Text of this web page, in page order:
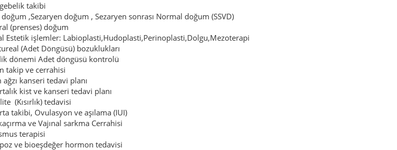
takibi
,Sezaryen doğum , Sezaryen sonrası Normal doğum (SSVD)
(prenses) doğum
Estetik işlemler: Labioplasti,Hudoplasti,Perinoplasti,Dolgu,Mezoterapi
(Adet Döngüsü) bozuklukları
dönemi Adet döngüsü kontrolü
takip ve cerrahisi
ağzı kanseri tedavi planı
kist ve kanseri tedavi planı
(Kısırlık) tedavisi
takibi, Ovulasyon ve aşılama (IUI)
ve Vajınal sarkma Cerrahisi
terapisi
ve bioeşdeğer hormon tedavisi